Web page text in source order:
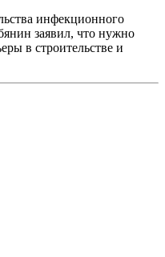
инфекционного
заявил, что нужно
в строительстве и